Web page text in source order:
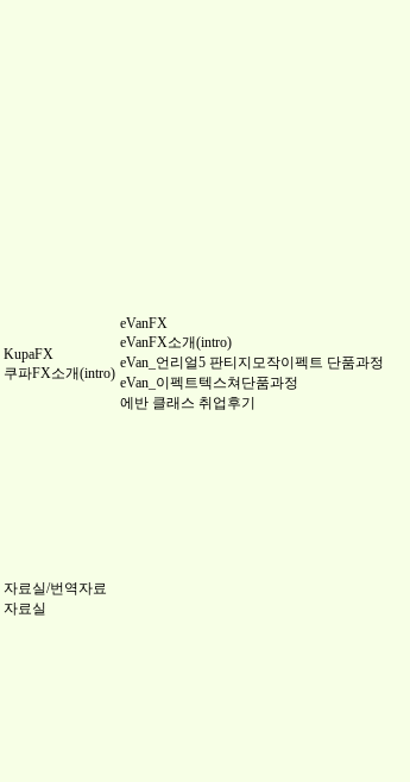
KupaFX
쿠파FX소개(intro)
eVanFX
eVanFX소개(intro)
eVan_언리얼5 판티지모작이펙트 단품과정
eVan_이펙트텍스쳐단품과정
에반 클래스 취업후기
자료실/번역자료
자료실